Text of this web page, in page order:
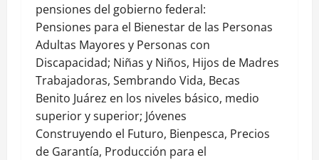
pensiones del gobierno federal:
Pensiones para el Bienestar de las Personas
Adultas Mayores y Personas con
Discapacidad; Niñas y Niños, Hijos de Madres
Trabajadoras, Sembrando Vida, Becas
Benito Juárez en los niveles básico, medio
superior y superior; Jóvenes
Construyendo el Futuro, Bienpesca, Precios
de Garantía, Producción para el